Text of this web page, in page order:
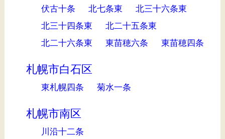
伏古十条 北七条東
北三十六条東
北三十四条東
北二十五条東
北二十六条東
東苗穂六条 東苗穂四条
札幌市白石区
東札幌四条 菊水一条
札幌市南区
川沿十二条